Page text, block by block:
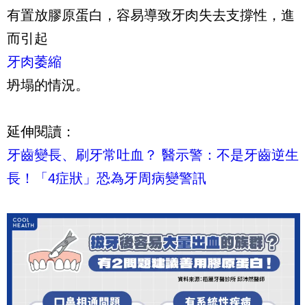
有置放膠原蛋白，容易導致牙肉失去支撐性，進
而引起
牙肉萎縮
坍塌的情況。
延伸閱讀：
牙齒變長、刷牙常吐血？ 醫示警：不是牙齒逆生
長！「4症狀」恐為牙周病變警訊